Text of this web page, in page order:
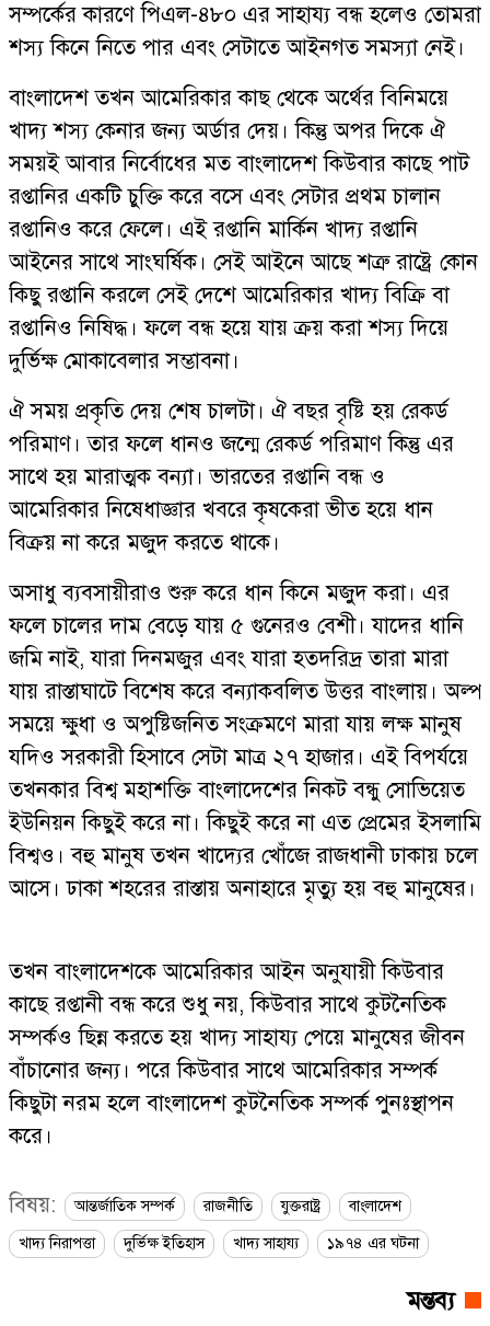
সম্পর্কের কারণে পিএল-৪৮০ এর সাহায্য বন্ধ হলেও তোমরা
শস্য কিনে নিতে পার এবং সেটাতে আইনগত সমস্যা নেই।
বাংলাদেশ তখন আমেরিকার কাছ থেকে অর্থের বিনিময়ে
খাদ্য শস্য কেনার জন্য অর্ডার দেয়। কিন্তু অপর দিকে ঐ
সময়ই আবার নির্বোধের মত বাংলাদেশ কিউবার কাছে পাট
রপ্তানির একটি চুক্তি করে বসে এবং সেটার প্রথম চালান
রপ্তানিও করে ফেলে। এই রপ্তানি মার্কিন খাদ্য রপ্তানি
আইনের সাথে সাংঘর্ষিক। সেই আইনে আছে শত্রু রাষ্ট্রে কোন
কিছু রপ্তানি করলে সেই দেশে আমেরিকার খাদ্য বিক্রি বা
রপ্তানিও নিষিদ্ধ। ফলে বন্ধ হয়ে যায় ক্রয় করা শস্য দিয়ে
দুর্ভিক্ষ মোকাবেলার সম্ভাবনা।
ঐ সময় প্রকৃতি দেয় শেষ চালটা। ঐ বছর বৃষ্টি হয় রেকর্ড
পরিমাণ। তার ফলে ধানও জন্মে রেকর্ড পরিমাণ কিন্তু এর
সাথে হয় মারাত্মক বন্যা। ভারতের রপ্তানি বন্ধ ও
আমেরিকার নিষেধাজ্ঞার খবরে কৃষকেরা ভীত হয়ে ধান
বিক্রয় না করে মজুদ করতে থাকে।
অসাধু ব্যবসায়ীরাও শুরু করে ধান কিনে মজুদ করা। এর
ফলে চালের দাম বেড়ে যায় ৫ গুনেরও বেশী। যাদের ধানি
জমি নাই, যারা দিনমজুর এবং যারা হতদরিদ্র তারা মারা
যায় রাস্তাঘাটে বিশেষ করে বন্যাকবলিত উত্তর বাংলায়। অল্প
সময়ে ক্ষুধা ও অপুষ্টিজনিত সংক্রমণে মারা যায় লক্ষ মানুষ
যদিও সরকারী হিসাবে সেটা মাত্র ২৭ হাজার। এই বিপর্যয়ে
তখনকার বিশ্ব মহাশক্তি বাংলাদেশের নিকট বন্ধু সোভিয়েত
ইউনিয়ন কিছুই করে না। কিছুই করে না এত প্রেমের ইসলামি
বিশ্বও। বহু মানুষ তখন খাদ্যের খোঁজে রাজধানী ঢাকায় চলে
আসে। ঢাকা শহরের রাস্তায় অনাহারে মৃত্যু হয় বহু মানুষের।
তখন বাংলাদেশকে আমেরিকার আইন অনুযায়ী কিউবার
কাছে রপ্তানী বন্ধ করে শুধু নয়, কিউবার সাথে কুটনৈতিক
সম্পর্কও ছিন্ন করতে হয় খাদ্য সাহায্য পেয়ে মানুষের জীবন
বাঁচানোর জন্য। পরে কিউবার সাথে আমেরিকার সম্পর্ক
কিছুটা নরম হলে বাংলাদেশ কুটনৈতিক সম্পর্ক পুনঃস্থাপন
করে।
বিষয়: আন্তর্জাতিক সম্পর্ক রাজনীতি যুক্তরাষ্ট্র
বাংলাদেশ
খাদ্য নিরাপত্তা
দুর্ভিক্ষ ইতিহাস খাদ্য সাহায্য ১৯৭৪ এর ঘটনা
মন্তব্য